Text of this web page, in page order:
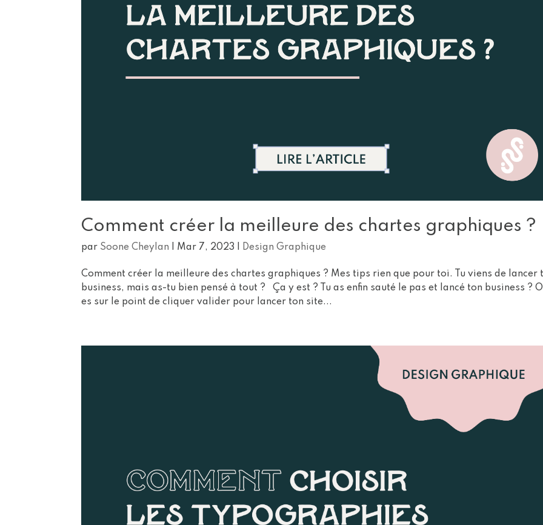
Comment créer la meilleure des chartes graphiques ?
par Soone Cheylan Mar 7, 2023 Design Graphique
Comment créer la meilleure des chartes graphiques ? Mes tips rien que pour toi. Tu viens de lancer
business, mais as-tu bien pensé à tout ? Ça y est ? Tu as enfin sauté le pas et lancé ton business ?
es sur le point de cliquer valider pour lancer ton site...